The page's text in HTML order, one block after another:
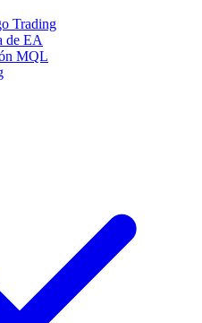
Trading
de EA
MQL